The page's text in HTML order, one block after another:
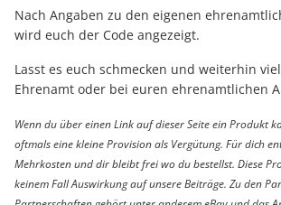
Nach Angaben zu den eigenen
wird euch der Code angezeigt.
Lasst es euch schmecken und weiterhin
Ehrenamt oder bei euren ehrenamtlichen
Wenn du über einen Link auf dieser Seite ein Produkt
oftmals eine kleine Provision als Vergütung. Für dich
Mehrkosten und dir bleibt frei wo du bestellst. Diese
keinem Fall Auswirkung auf unsere Beiträge. Zu den